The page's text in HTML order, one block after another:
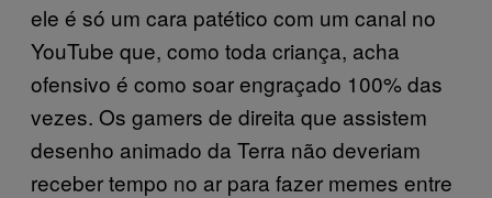
ele é só um cara patético com um canal no
YouTube que, como toda criança, acha
ofensivo é como soar engraçado 100% das
vezes. Os gamers de direita que assistem
desenho animado da Terra não deveriam
receber tempo no ar para fazer memes entre